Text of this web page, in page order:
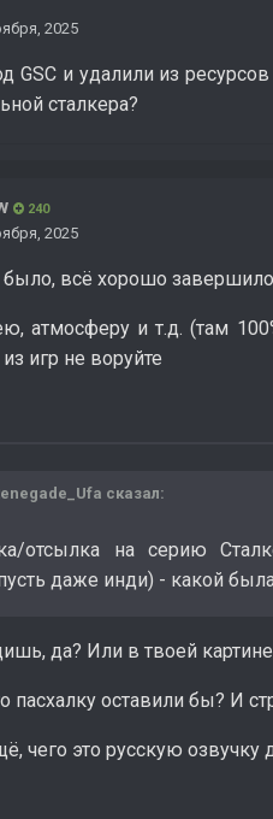
2025
GSC и удалили из
сталкера?
240
2025
было, всё хорошо
атмосферу и т.д. (там
игр не воруйте
сказал:
отсылка на серию
даже инди) - какой
да? Или в твоей
пасхалку оставили бы? И
чего это русскую озвучку